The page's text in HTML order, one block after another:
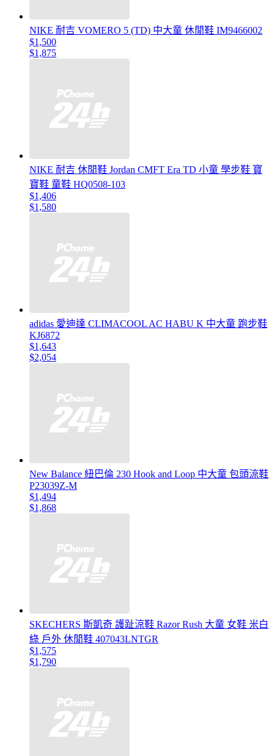
NIKE 耐吉 VOMERO 5 (TD) 中大童 休閒鞋 IM9466002
$1,500
$1,875
NIKE 耐吉 休閒鞋 Jordan CMFT Era TD 小童 學步鞋 寶
寶鞋 童鞋 HQ0508-103
$1,406
$1,580
adidas 愛迪達 CLIMACOOL AC HABU K 中大童 跑步鞋
KJ6872
$1,643
$2,054
New Balance 紐巴倫 230 Hook and Loop 中大童 包頭涼鞋
P23039Z-M
$1,494
$1,868
SKECHERS 斯凱奇 護趾涼鞋 Razor Rush 大童 女鞋 米白
綠 戶外 休閒鞋 407043LNTGR
$1,575
$1,790